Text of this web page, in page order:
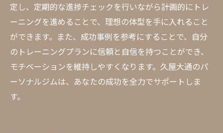
定し、定期的な進捗チェックを行いながら計画的にトレ
ーニングを進めることで、理想の体型を手に入れること
ができます。また、成功事例を参考にすることで、自分
のトレーニングプランに信頼と自信を持つことができ、
モチベーションを維持しやすくなります。久屋大通のパ
ーソナルジムは、あなたの成功を全力でサポートしま
す。